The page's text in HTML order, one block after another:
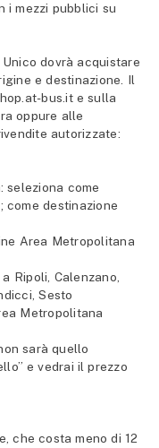
i mezzi pubblici su
dovrà acquistare
e destinazione. Il
bus.it e sulla
oppure alle
autorizzate:
seleziona come
come destinazione
Area Metropolitana
Ripoli, Calenzano,
Sesto
Metropolitana
sarà quello
e vedrai il prezzo
che costa meno di 12